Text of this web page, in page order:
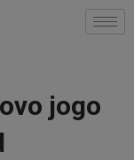
jogo